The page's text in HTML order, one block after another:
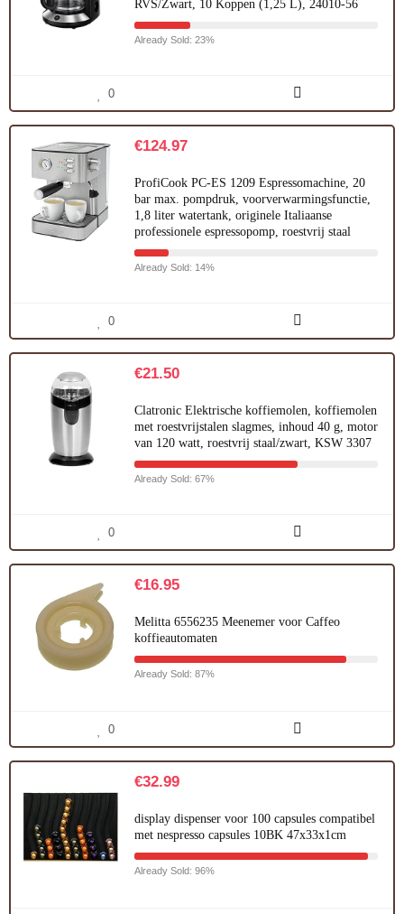
RVS/Zwart, 10 Koppen (1,25 L), 24010-56
Already Sold: 23%
0
€124.97
ProfiCook PC-ES 1209 Espressomachine, 20
bar max. pompdruk, voorverwarmingsfunctie,
1,8 liter watertank, originele Italiaanse
professionele espressopomp, roestvrij staal
Already Sold: 14%
0
€21.50
Clatronic Elektrische koffiemolen, koffiemolen
met roestvrijstalen slagmes, inhoud 40 g, motor
van 120 watt, roestvrij staal/zwart, KSW 3307
Already Sold: 67%
0
€16.95
Melitta 6556235 Meenemer voor Caffeo
koffieautomaten
Already Sold: 87%
0
€32.99
display dispenser voor 100 capsules compatibel
met nespresso capsules 10BK 47x33x1cm
Already Sold: 96%